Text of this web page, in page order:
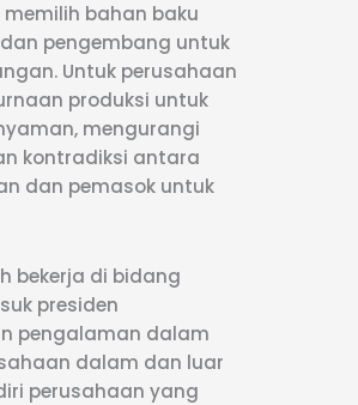
bahan baku
pengembang untuk
Untuk perusahaan
produksi untuk
mengurangi
kontradiksi antara
dan pemasok untuk
bekerja di bidang
presiden
pengalaman dalam
dalam dan luar
perusahaan yang